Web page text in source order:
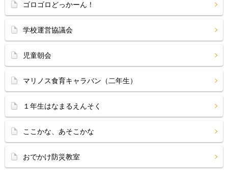
ゴロゴロどっかーん！
学校運営協議会
児童朝会
マリノス食育キャラバン（二年生）
１年生はなまるえんそく
ここかな、あそこかな
おでかけ防災教室